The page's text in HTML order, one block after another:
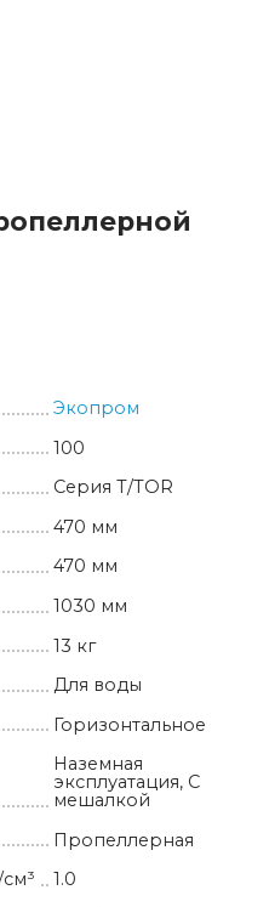
Экопром
100
Серия T/TOR
470 мм
470 мм
1030 мм
13 кг
Для воды
Горизонтальное
Наземная
эксплуатация, С
мешалкой
Пропеллерная
1.0